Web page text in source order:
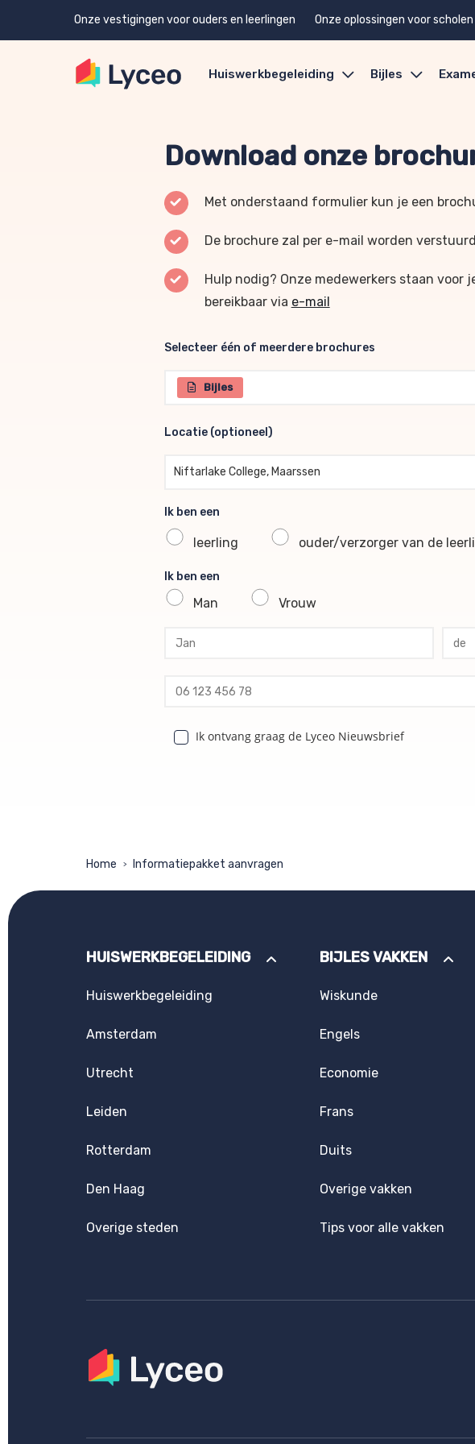
Onze vestigingen voor ouders en leerlingen Onze oplossingen voor scholen
Huiswerkbegeleiding Bijles
Download onze
Met onderstaand formulier kun je een
De brochure zal per e-mail worden
Hulp nodig? Onze medewerkers staan voor
bereikbaar via e-mail
Selecteer één of meerdere brochures
Selecteer één of meerdere brochures
Bijles
Locatie (optioneel)
Locatie (optioneel)
Niftarlake College, Maarssen
Ik ben een
leerling ouder/verzorger van de
Ik ben een
Man Vrouw
profile voornaam
profile tussenvoegsel
profile achternaam
profile telefoon
profile email
Ik ontvang graag de Lyceo Nieuwsbrief
Home > Informatiepakket aanvragen
HUISWERKBEGELEIDING
Huiswerkbegeleiding
Amsterdam
Utrecht
Leiden
Rotterdam
Den Haag
Overige steden
BIJLES VAKKEN
Wiskunde
Engels
Economie
Frans
Duits
Overige vakken
Tips voor alle vakken